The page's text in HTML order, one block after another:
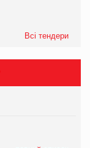
Всі тендери